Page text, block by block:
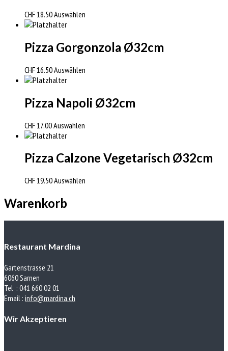
CHF18.50Auswählen
Pizza Gorgonzola Ø32cm
CHF16.50Auswählen
Pizza Napoli Ø32cm
CHF17.00Auswählen
Pizza Calzone Vegetarisch Ø32cm
CHF19.50Auswählen
Warenkorb
Restaurant Mardina
Gartenstrasse 21
6060 Sarnen
Tel : 041 660 02 01
Email : info@mardina.ch
Wir Akzeptieren